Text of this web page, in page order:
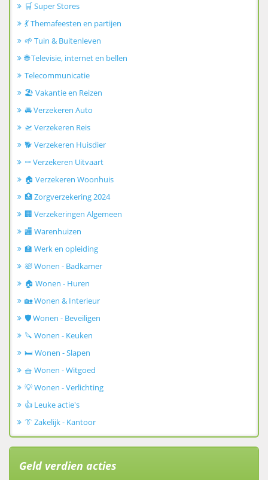
🛒 Super Stores
💃 Themafeesten en partijen
🌱 Tuin & Buitenleven
🌐 Televisie, internet en bellen
Telecommunicatie
🏖️ Vakantie en Reizen
🚘 Verzekeren Auto
🛫 Verzekeren Reis
🐕 Verzekeren Huisdier
⚰️ Verzekeren Uitvaart
🏠 Verzekeren Woonhuis
🏥 Zorgverzekering 2024
🏢 Verzekeringen Algemeen
🏬 Warenhuizen
🏫 Werk en opleiding
🛀 Wonen - Badkamer
🏠 Wonen - Huren
🏡 Wonen & Interieur
🛡️ Wonen - Beveiligen
🔪 Wonen - Keuken
🛏️ Wonen - Slapen
🧺 Wonen - Witgoed
💡 Wonen - Verlichting
👍 Leuke actie's
👔 Zakelijk - Kantoor
Geld verdien acties